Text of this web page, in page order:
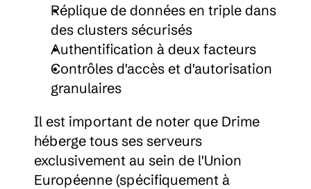
Réplique de données en triple dans
des clusters sécurisés
Authentification à deux facteurs
Contrôles d'accès et d'autorisation
granulaires
Il est important de noter que Drime
héberge tous ses serveurs
exclusivement au sein de l'Union
Européenne (spécifiquement à